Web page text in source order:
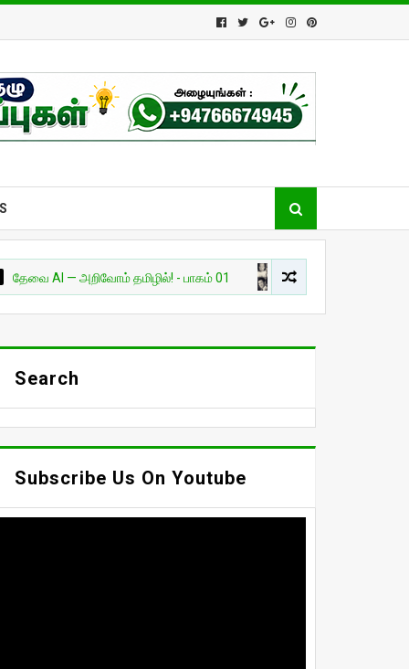
— அறிவோம் தமிழில்! - பாகம் 01 சுவாரசியம்
Search
Subscribe Us On Youtube